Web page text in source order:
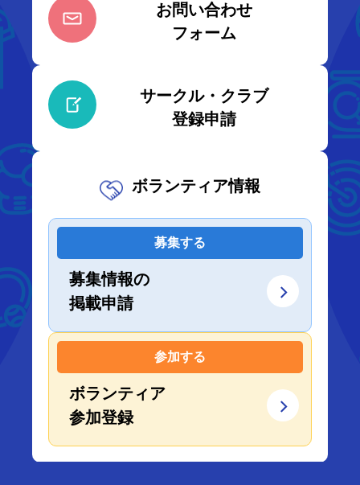
お問い合わせ
フォーム
サークル・クラブ
登録申請
ボランティア情報
募集する
募集情報の
掲載申請
参加する
ボランティア
参加登録